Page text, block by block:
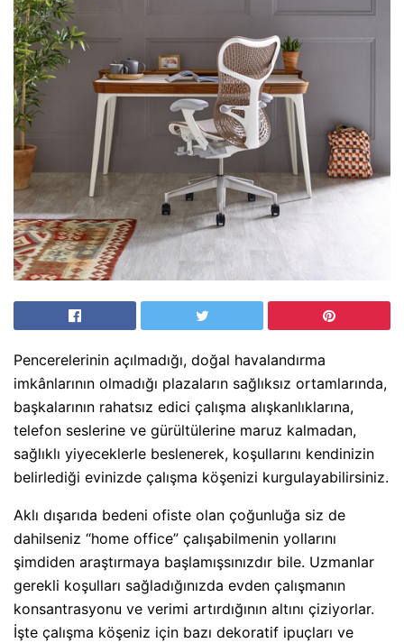
Pencerelerinin açılmadığı, doğal havalandırma
imkânlarının olmadığı plazaların sağlıksız ortamlarında,
başkalarının rahatsız edici çalışma alışkanlıklarına,
telefon seslerine ve gürültülerine maruz kalmadan,
sağlıklı yiyeceklerle beslenerek, koşullarını kendinizin
belirlediği evinizde çalışma köşenizi kurgulayabilirsiniz.
Aklı dışarıda bedeni ofiste olan çoğunluğa siz de
dahilseniz “home office” çalışabilmenin yollarını
şimdiden araştırmaya başlamışsınızdır bile. Uzmanlar
gerekli koşulları sağladığınızda evden çalışmanın
konsantrasyonu ve verimi artırdığının altını çiziyorlar.
İşte çalışma köşeniz için bazı dekoratif ipuçları ve